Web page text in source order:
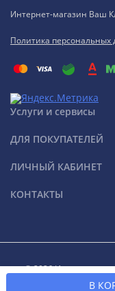
В
Интернет-магазин Ваш
Политика персональных
Услуги и сервисы
ДЛЯ ПОКУПАТЕЛЕЙ
ЛИЧНЫЙ КАБИНЕТ
КОНТАКТЫ
© 2026 Интернет-